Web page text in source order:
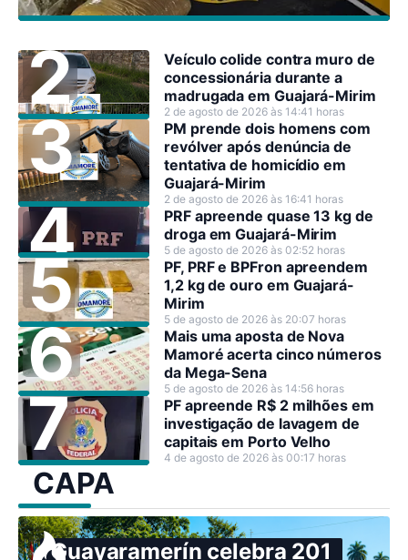
Veículo colide contra muro de
concessionária durante a
madrugada em Guajará-Mirim
2 de agosto de 2026 às 14:41 horas
PM prende dois homens com
revólver após denúncia de
tentativa de homicídio em
Guajará-Mirim
2 de agosto de 2026 às 16:41 horas
PRF apreende quase 13 kg de
droga em Guajará-Mirim
5 de agosto de 2026 às 02:52 horas
PF, PRF e BPFron apreendem
1,2 kg de ouro em Guajará-
Mirim
5 de agosto de 2026 às 20:07 horas
Mais uma aposta de Nova
Mamoré acerta cinco números
da Mega-Sena
5 de agosto de 2026 às 14:56 horas
PF apreende R$ 2 milhões em
investigação de lavagem de
capitais em Porto Velho
4 de agosto de 2026 às 00:17 horas
CAPA
Guayaramerín celebra 201